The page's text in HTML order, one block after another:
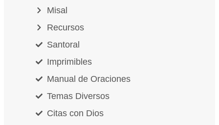
Misal
Recursos
Santoral
Imprimibles
Manual de Oraciones
Temas Diversos
Citas con Dios